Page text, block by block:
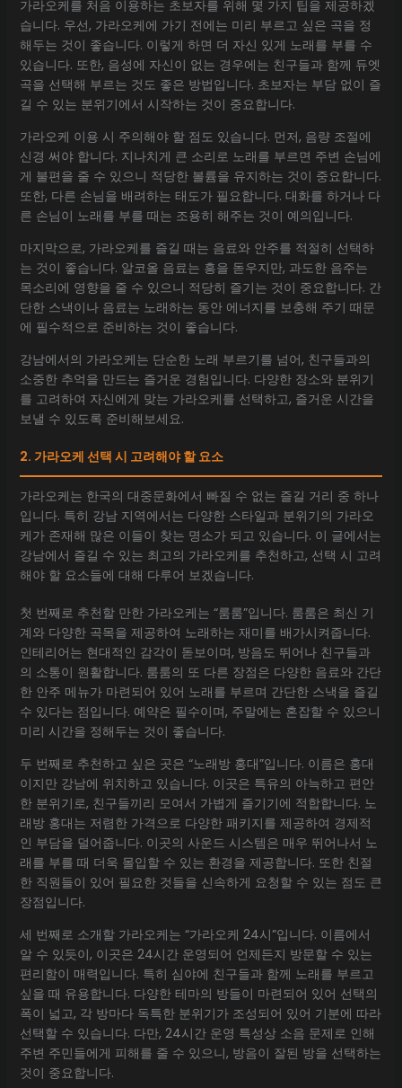
가라오케를 처음 이용하는 초보자를 위해 몇 가지 팁을 제공하겠
습니다. 우선, 가라오케에 가기 전에는 미리 부르고 싶은 곡을 정
해두는 것이 좋습니다. 이렇게 하면 더 자신 있게 노래를 부를 수
있습니다. 또한, 음성에 자신이 없는 경우에는 친구들과 함께 듀엣
곡을 선택해 부르는 것도 좋은 방법입니다. 초보자는 부담 없이 즐
길 수 있는 분위기에서 시작하는 것이 중요합니다.
가라오케 이용 시 주의해야 할 점도 있습니다. 먼저, 음량 조절에
신경 써야 합니다. 지나치게 큰 소리로 노래를 부르면 주변 손님에
게 불편을 줄 수 있으니 적당한 볼륨을 유지하는 것이 중요합니다.
또한, 다른 손님을 배려하는 태도가 필요합니다. 대화를 하거나 다
른 손님이 노래를 부를 때는 조용히 해주는 것이 예의입니다.
마지막으로, 가라오케를 즐길 때는 음료와 안주를 적절히 선택하
는 것이 좋습니다. 알코올 음료는 흥을 돋우지만, 과도한 음주는
목소리에 영향을 줄 수 있으니 적당히 즐기는 것이 중요합니다. 간
단한 스낵이나 음료는 노래하는 동안 에너지를 보충해 주기 때문
에 필수적으로 준비하는 것이 좋습니다.
강남에서의 가라오케는 단순한 노래 부르기를 넘어, 친구들과의
소중한 추억을 만드는 즐거운 경험입니다. 다양한 장소와 분위기
를 고려하여 자신에게 맞는 가라오케를 선택하고, 즐거운 시간을
보낼 수 있도록 준비해보세요.
2. 가라오케 선택 시 고려해야 할 요소
가라오케는 한국의 대중문화에서 빠질 수 없는 즐길 거리 중 하나
입니다. 특히 강남 지역에서는 다양한 스타일과 분위기의 가라오
케가 존재해 많은 이들이 찾는 명소가 되고 있습니다. 이 글에서는
강남에서 즐길 수 있는 최고의 가라오케를 추천하고, 선택 시 고려
해야 할 요소들에 대해 다루어 보겠습니다.
첫 번째로 추천할 만한 가라오케는 “룸룸”입니다. 룸룸은 최신 기
계와 다양한 곡목을 제공하여 노래하는 재미를 배가시켜줍니다.
인테리어는 현대적인 감각이 돋보이며, 방음도 뛰어나 친구들과
의 소통이 원활합니다. 룸룸의 또 다른 장점은 다양한 음료와 간단
한 안주 메뉴가 마련되어 있어 노래를 부르며 간단한 스낵을 즐길
수 있다는 점입니다. 예약은 필수이며, 주말에는 혼잡할 수 있으니
미리 시간을 정해두는 것이 좋습니다.
두 번째로 추천하고 싶은 곳은 “노래방 홍대”입니다. 이름은 홍대
이지만 강남에 위치하고 있습니다. 이곳은 특유의 아늑하고 편안
한 분위기로, 친구들끼리 모여서 가볍게 즐기기에 적합합니다. 노
래방 홍대는 저렴한 가격으로 다양한 패키지를 제공하여 경제적
인 부담을 덜어줍니다. 이곳의 사운드 시스템은 매우 뛰어나서 노
래를 부를 때 더욱 몰입할 수 있는 환경을 제공합니다. 또한 친절
한 직원들이 있어 필요한 것들을 신속하게 요청할 수 있는 점도 큰
장점입니다.
세 번째로 소개할 가라오케는 “가라오케 24시”입니다. 이름에서
알 수 있듯이, 이곳은 24시간 운영되어 언제든지 방문할 수 있는
편리함이 매력입니다. 특히 심야에 친구들과 함께 노래를 부르고
싶을 때 유용합니다. 다양한 테마의 방들이 마련되어 있어 선택의
폭이 넓고, 각 방마다 독특한 분위기가 조성되어 있어 기분에 따라
선택할 수 있습니다. 다만, 24시간 운영 특성상 소음 문제로 인해
주변 주민들에게 피해를 줄 수 있으니, 방음이 잘된 방을 선택하는
것이 중요합니다.